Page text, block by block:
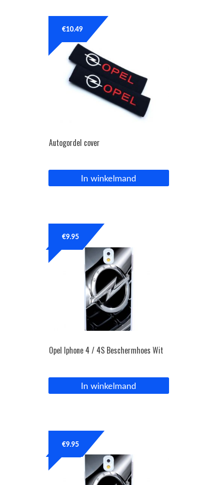
Autogordel cover
€10.49
In winkelmand
Opel Iphone 4 / 4S Beschermhoes Wit
€9.95
In winkelmand
€9.95